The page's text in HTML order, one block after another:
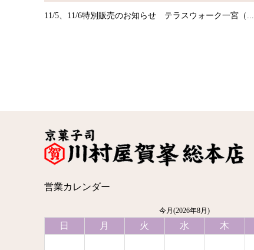
11/5、11/6特別販売のお知らせ テラスウォーク一宮（...
営業カレンダー
今月(2026年8月)
日 月 火 水 木